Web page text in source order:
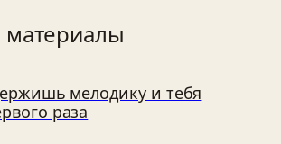
мелодику и тебя
раза